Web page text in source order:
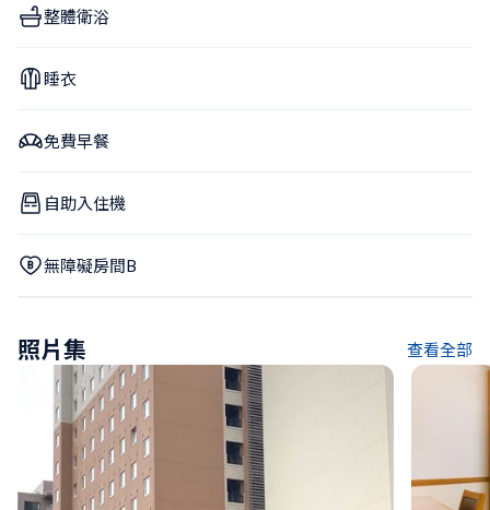
整體衛浴
睡衣
免費早餐
自助入住機
無障礙房間B
照片集 查看全部